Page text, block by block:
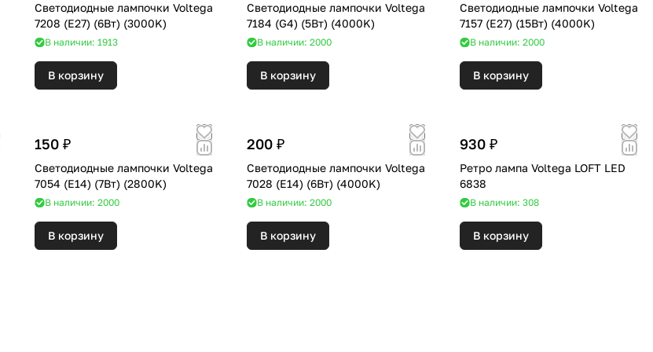
Светодиодные лампочки Voltega
7208 (E27) (6Вт) (3000K)
В наличии: 1913
В корзину
Светодиодные лампочки Voltega
7184 (G4) (5Вт) (4000K)
В наличии: 2000
В корзину
Светодиодные лампочки Voltega
7157 (E27) (15Вт) (4000K)
В наличии: 2000
В корзину
150 ₽
Светодиодные лампочки Voltega
7054 (E14) (7Вт) (2800K)
В наличии: 2000
В корзину
200 ₽
Светодиодные лампочки Voltega
7028 (E14) (6Вт) (4000K)
В наличии: 2000
В корзину
930 ₽
Ретро лампа Voltega LOFT LED
6838
В наличии: 308
В корзину